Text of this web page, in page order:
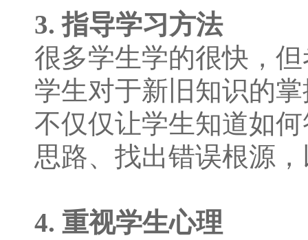
3. 指导学习方法
很多学生学的很快，
学生对于新旧知识的
不仅仅让学生知道如
思路、找出错误根源
4. 重视学生心理